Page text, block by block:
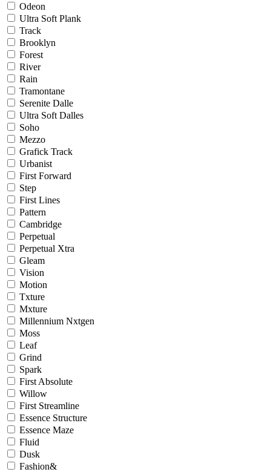
Odeon
Ultra Soft Plank
Track
Brooklyn
Forest
River
Rain
Tramontane
Serenite Dalle
Ultra Soft Dalles
Soho
Mezzo
Grafick Track
Urbanist
First Forward
Step
First Lines
Pattern
Cambridge
Perpetual
Perpetual Xtra
Gleam
Vision
Motion
Txture
Mxture
Millennium Nxtgen
Moss
Leaf
Grind
Spark
First Absolute
Willow
First Streamline
Essence Structure
Essence Maze
Fluid
Dusk
Fashion&